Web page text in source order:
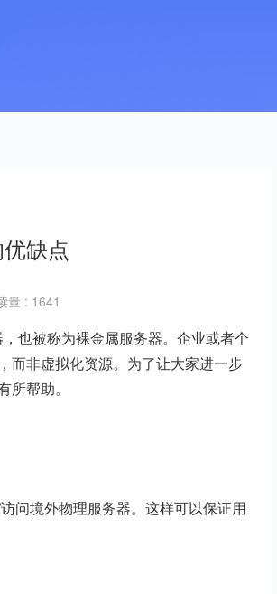
缺点
量 : 1641
也被称为裸金属服务器。企业或者个
而非虚拟化资源。为了让大家进一步
帮助。
问境外物理服务器。这样可以保证用